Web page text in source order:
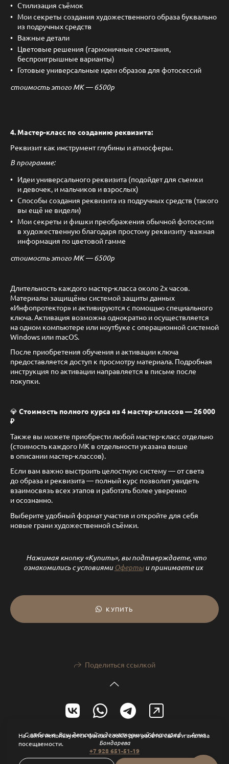
Стилизация съёмок
Мои секреты создания художественного образа буквально
из подручных средств
Важные детали
Цветовые решения (гармоничные сочетания,
беспроигрышные варианты)
Готовые универсальные идеи образов для фотосессий
стоимость этого МК — 6500р
4. Мастер-класс по созданию реквизита:
Реквизит как инструмент глубины и атмосферы.
В программе:
Идеи универсального реквизита (подойдет для съемки
и девочек, и мальчиков и взрослых)
Способы создания реквизита из подручных средств (такого
вы ещё не видели)
Мои секреты и фишки преображения обычной фотосесии
в художественную благодаря простому реквизиту -важная
информация по цветовой гамме
стоимость этого МК — 6500р
Длительность каждого мастер-класса около 2х часов.
Материалы защищёны системой защиты данных
«Инфопротектор» и активируются с помощью специального
ключа. Активация возможна однократно и осуществляется
на одном компьютере или ноутбуке с операционной системой
Windows или macOS.
После приобретения обучения и активации ключа
предоставляется доступ к просмотру материала. Подробная
инструкция по активации направляется в письме после
покупки.
💎 Стоимость полного курса из 4 мастер-классов — 26 000
₽
Также вы можете приобрести любой мастер-класс отдельно
(стоимость каждого МК в отдельности указана выше
в описании мастер-классов).
Если вам важно выстроить целостную систему — от света
до образа и реквизита — полный курс позволит увидеть
взаимосвязь всех этапов и работать более уверенно
и осознанно.
Выберите удобный формат участия и откройте для себя
новые грани художественной съёмки.
Нажимая кнопку «Купить», вы подтверждаете, что
ознакомились с условиями Офертыи принимаете их
КУПИТЬ
Поделиться ссылкой
С любовью, Ваш детский художественный фотограф — Анна
Бондарева
+7 928 651-51-19
На сайте используются файлы cookie для работы сайта и анализа
посещаемости.